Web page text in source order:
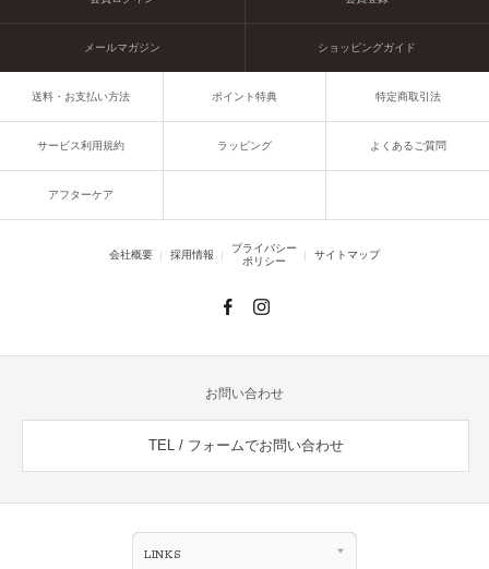
メールマガジン ショッピングガイド
送料・お支払い方法 ポイント特典 特定商取引法
サービス利用規約 ラッピング よくあるご質問
アフターケア
会社概要 採用情報
プライバシー
ポリシー
サイトマップ
お問い合わせ
TEL / フォームでお問い合わせ
LINKS